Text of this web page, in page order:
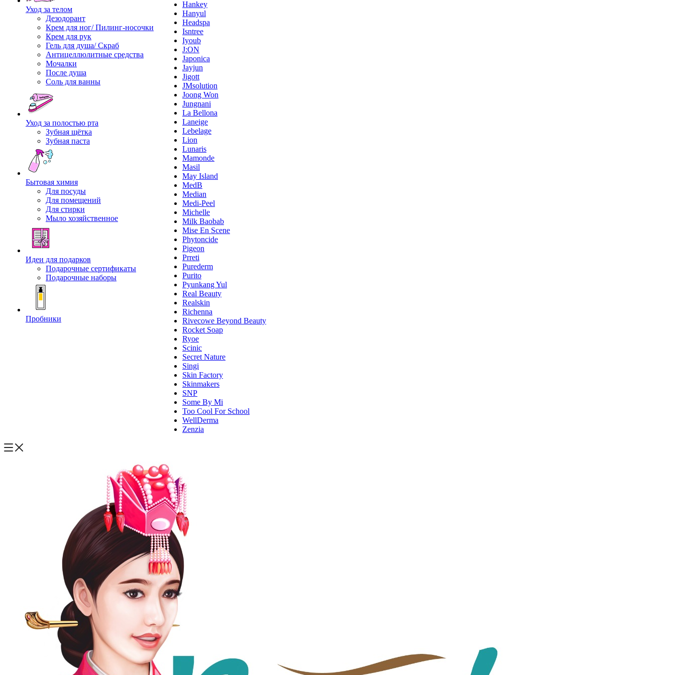
Уход за телом
Дезодорант
Крем для ног/ Пилинг-носочки
Крем для рук
Гель для душа/ Скраб
Антицеллюлитные средства
Мочалки
После душа
Соль для ванны
Уход за полостью рта
Зубная щётка
Зубная паста
Бытовая химия
Для посуды
Для помещений
Для стирки
Мыло хозяйственное
Идеи для подарков
Подарочные сертификаты
Подарочные наборы
Пробники
Hankey
Hanyul
Headspa
Isntree
Iyoub
J:ON
Japonica
Jayjun
Jigott
JMsolution
Joong Won
Jungnani
La Bellona
Laneige
Lebelage
Lion
Lunaris
Mamonde
Masil
May Island
MedB
Median
Medi-Peel
Michelle
Milk Baobab
Mise En Scene
Phytoncide
Pigeon
Prreti
Purederm
Purito
Pyunkang Yul
Real Beauty
Realskin
Richenna
Rivecowe Beyond Beauty
Rocket Soap
Ryoe
Scinic
Secret Nature
Singi
Skin Factory
Skinmakers
SNP
Some By Mi
Too Cool For School
WellDerma
Zenzia